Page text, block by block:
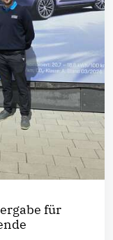
für